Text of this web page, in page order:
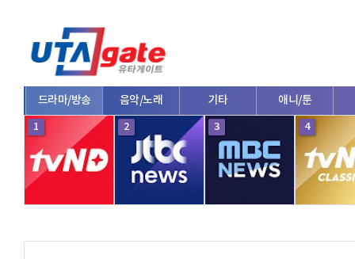
드라마/방송 음악/노래 기타 애니/툰
1 2 3 4